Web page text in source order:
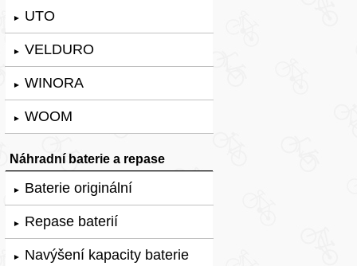
► UTO
► VELDURO
► WINORA
► WOOM
Náhradní baterie a repase
► Baterie originální
► Repase baterií
► Navýšení kapacity baterie